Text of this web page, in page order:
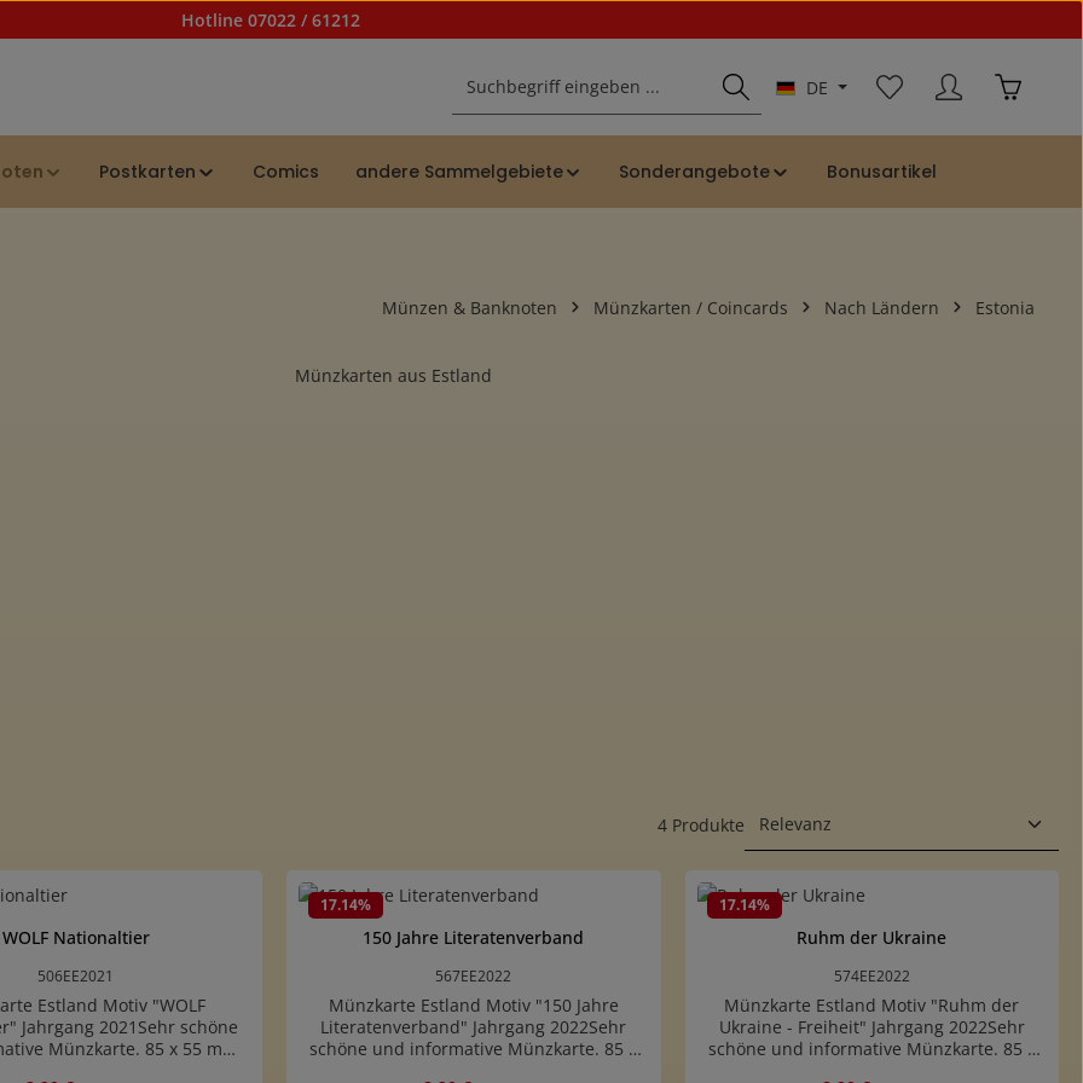
Hotline 07022 / 61212
DE
Du hast 0 Produkte auf
Postkarten Comics andere Sammelgebiete Sonderangebote Bonusartikel
Münzen & Banknoten Münzkarten / Coincards Nach Ländern Estonia
Münzkarten aus Estland
4 Produkte
WOLF Nationaltier
506EE2021
Estland Motiv "WOLF
Jahrgang 2021Sehr schöne
Münzkarte. 85 x 55 mm
17.14%
150 Jahre Literatenverband
567EE2022
Münzkarte Estland Motiv "150 Jahre
Literatenverband" Jahrgang 2022Sehr
schöne und informative Münzkarte. 85 x
17.14%
Ruhm der Ukraine
574EE2022
Münzkarte Estland Motiv "Ruhm der
Ukraine - Freiheit" Jahrgang 2022Sehr
schöne und informative Münzkarte. 85 x